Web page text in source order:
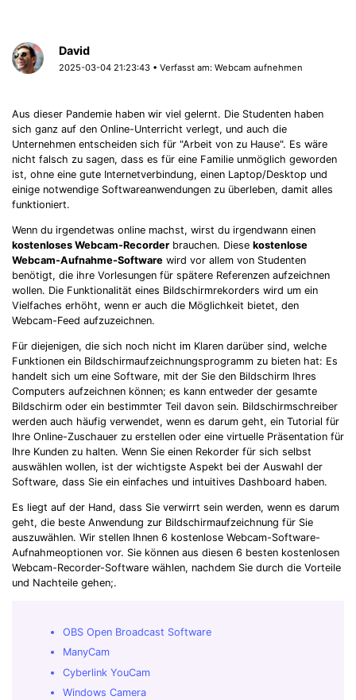
David
2025-03-04 21:23:43 • Verfasst am:Webcam aufnehmen
Aus dieser Pandemie haben wir viel gelernt. Die Studenten haben
sich ganz auf den Online-Unterricht verlegt, und auch die
Unternehmen entscheiden sich für "Arbeit von zu Hause". Es wäre
nicht falsch zu sagen, dass es für eine Familie unmöglich geworden
ist, ohne eine gute Internetverbindung, einen Laptop/Desktop und
einige notwendige Softwareanwendungen zu überleben, damit alles
funktioniert.
Wenn du irgendetwas online machst, wirst du irgendwann einen
kostenloses Webcam-Recorder brauchen. Diese kostenlose
Webcam-Aufnahme-Software wird vor allem von Studenten
benötigt, die ihre Vorlesungen für spätere Referenzen aufzeichnen
wollen. Die Funktionalität eines Bildschirmrekorders wird um ein
Vielfaches erhöht, wenn er auch die Möglichkeit bietet, den
Webcam-Feed aufzuzeichnen.
Für diejenigen, die sich noch nicht im Klaren darüber sind, welche
Funktionen ein Bildschirmaufzeichnungsprogramm zu bieten hat: Es
handelt sich um eine Software, mit der Sie den Bildschirm Ihres
Computers aufzeichnen können; es kann entweder der gesamte
Bildschirm oder ein bestimmter Teil davon sein. Bildschirmschreiber
werden auch häufig verwendet, wenn es darum geht, ein Tutorial für
Ihre Online-Zuschauer zu erstellen oder eine virtuelle Präsentation für
Ihre Kunden zu halten. Wenn Sie einen Rekorder für sich selbst
auswählen wollen, ist der wichtigste Aspekt bei der Auswahl der
Software, dass Sie ein einfaches und intuitives Dashboard haben.
Es liegt auf der Hand, dass Sie verwirrt sein werden, wenn es darum
geht, die beste Anwendung zur Bildschirmaufzeichnung für Sie
auszuwählen. Wir stellen Ihnen 6 kostenlose Webcam-Software-
Aufnahmeoptionen vor. Sie können aus diesen 6 besten kostenlosen
Webcam-Recorder-Software wählen, nachdem Sie durch die Vorteile
und Nachteile gehen;.
OBS Open Broadcast Software
ManyCam
Cyberlink YouCam
Windows Camera